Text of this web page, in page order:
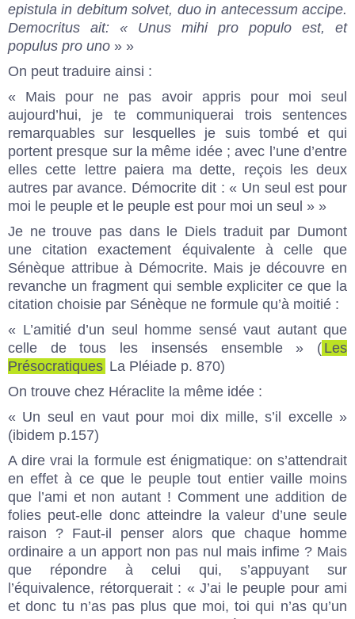
epistula in debitum solvet, duo in antecessum accipe.
Democritus ait: « Unus mihi pro populo est, et
populus pro uno » »
On peut traduire ainsi :
« Mais pour ne pas avoir appris pour moi seul
aujourd’hui, je te communiquerai trois sentences
remarquables sur lesquelles je suis tombé et qui
portent presque sur la même idée ; avec l’une d’entre
elles cette lettre paiera ma dette, reçois les deux
autres par avance. Démocrite dit : « Un seul est pour
moi le peuple et le peuple est pour moi un seul » »
Je ne trouve pas dans le Diels traduit par Dumont
une citation exactement équivalente à celle que
Sénèque attribue à Démocrite. Mais je découvre en
revanche un fragment qui semble expliciter ce que la
citation choisie par Sénèque ne formule qu’à moitié :
« L’amitié d’un seul homme sensé vaut autant que
celle de tous les insensés ensemble » ( Les
Présocratiques La Pléiade p. 870)
On trouve chez Héraclite la même idée :
« Un seul en vaut pour moi dix mille, s’il excelle »
(ibidem p.157)
A dire vrai la formule est énigmatique: on s’attendrait
en effet à ce que le peuple tout entier vaille moins
que l’ami et non autant ! Comment une addition de
folies peut-elle donc atteindre la valeur d’une seule
raison ? Faut-il penser alors que chaque homme
ordinaire a un apport non pas nul mais infime ? Mais
que répondre à celui qui, s’appuyant sur
l’équivalence, rétorquerait : « J’ai le peuple pour ami
et donc tu n’as pas plus que moi, toi qui n’as qu’un